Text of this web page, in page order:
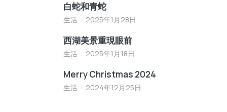
白蛇和青蛇
生活 2025年1月28日
西湖美景重現眼前
生活 2025年1月18日
Merry Christmas 2024
生活 2024年12月25日